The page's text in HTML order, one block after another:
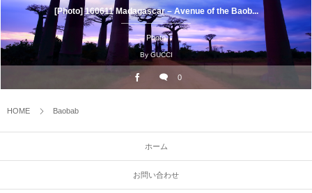
[Photo] 160611 Madagascar – Avenue of the Baob...
Photo
By GUCCI
0
HOME Baobab
ホーム
お問い合わせ